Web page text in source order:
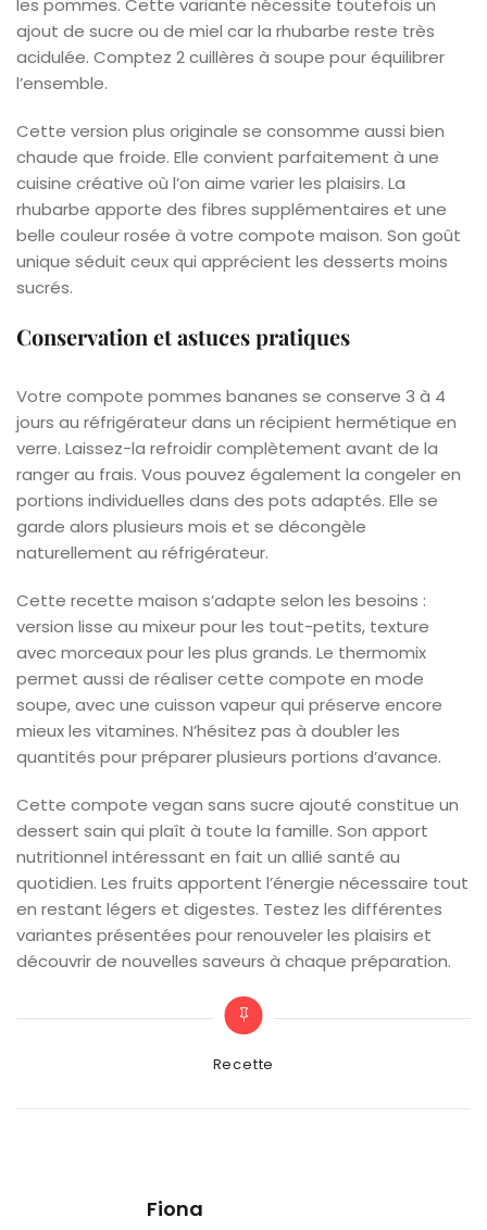
les pommes. Cette variante nécessite toutefois un
ajout de sucre ou de miel car la rhubarbe reste très
acidulée. Comptez 2 cuillères à soupe pour équilibrer
l’ensemble.
Cette version plus originale se consomme aussi bien
chaude que froide. Elle convient parfaitement à une
cuisine créative où l’on aime varier les plaisirs. La
rhubarbe apporte des fibres supplémentaires et une
belle couleur rosée à votre compote maison. Son goût
unique séduit ceux qui apprécient les desserts moins
sucrés.
Conservation et astuces pratiques
Votre compote pommes bananes se conserve 3 à 4
jours au réfrigérateur dans un récipient hermétique en
verre. Laissez-la refroidir complètement avant de la
ranger au frais. Vous pouvez également la congeler en
portions individuelles dans des pots adaptés. Elle se
garde alors plusieurs mois et se décongèle
naturellement au réfrigérateur.
Cette recette maison s’adapte selon les besoins :
version lisse au mixeur pour les tout-petits, texture
avec morceaux pour les plus grands. Le thermomix
permet aussi de réaliser cette compote en mode
soupe, avec une cuisson vapeur qui préserve encore
mieux les vitamines. N’hésitez pas à doubler les
quantités pour préparer plusieurs portions d’avance.
Cette compote vegan sans sucre ajouté constitue un
dessert sain qui plaît à toute la famille. Son apport
nutritionnel intéressant en fait un allié santé au
quotidien. Les fruits apportent l’énergie nécessaire tout
en restant légers et digestes. Testez les différentes
variantes présentées pour renouveler les plaisirs et
découvrir de nouvelles saveurs à chaque préparation.
Categories
Recette
Fiona